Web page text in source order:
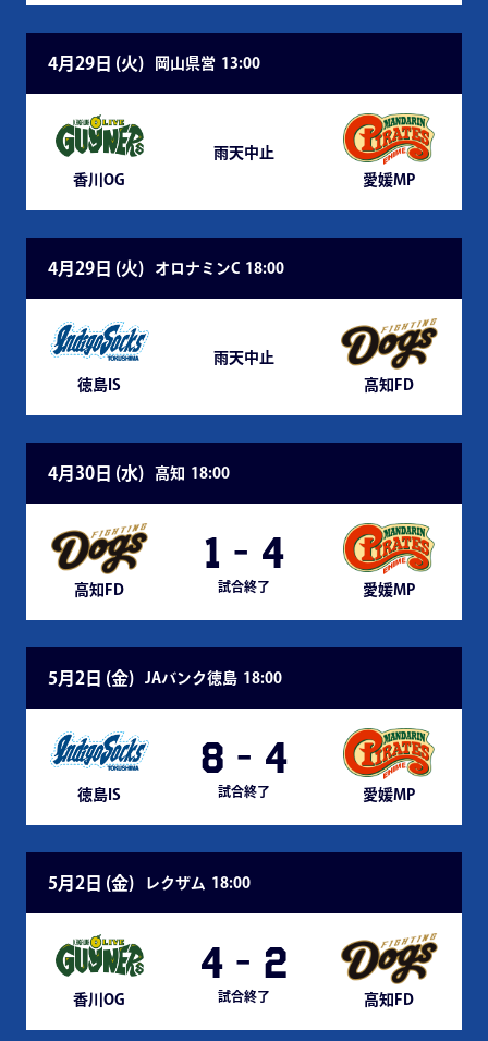
4月29日 (火) 岡山県営 13:00
香川OG
雨天中止
愛媛MP
4月29日 (火) オロナミンC 18:00
徳島IS
雨天中止
高知FD
4月30日 (水) 高知 18:00
高知FD
1 - 4
試合終了 愛媛MP
5月2日 (金) JAバンク徳島 18:00
徳島IS
8 - 4
試合終了 愛媛MP
5月2日 (金) レクザム 18:00
香川OG
4 - 2
試合終了 高知FD